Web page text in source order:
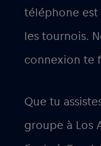
téléphone
les tournois.
connexion te
Que tu
groupe à Los